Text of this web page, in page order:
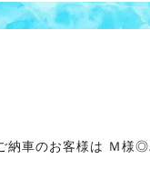
納車のお客様は Ｍ様